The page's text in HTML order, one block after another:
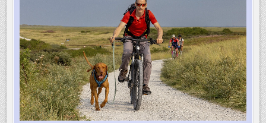
KANN
MAN
MEHRERE
LEBENSJAHRE
RAUSSCHLAGEN“